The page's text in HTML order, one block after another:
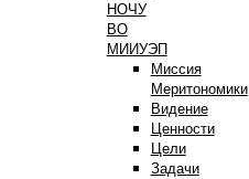
НОЧУ
ВО
МИИУЭП
Миссия
Меритономики
Видение
Ценности
Цели
Задачи